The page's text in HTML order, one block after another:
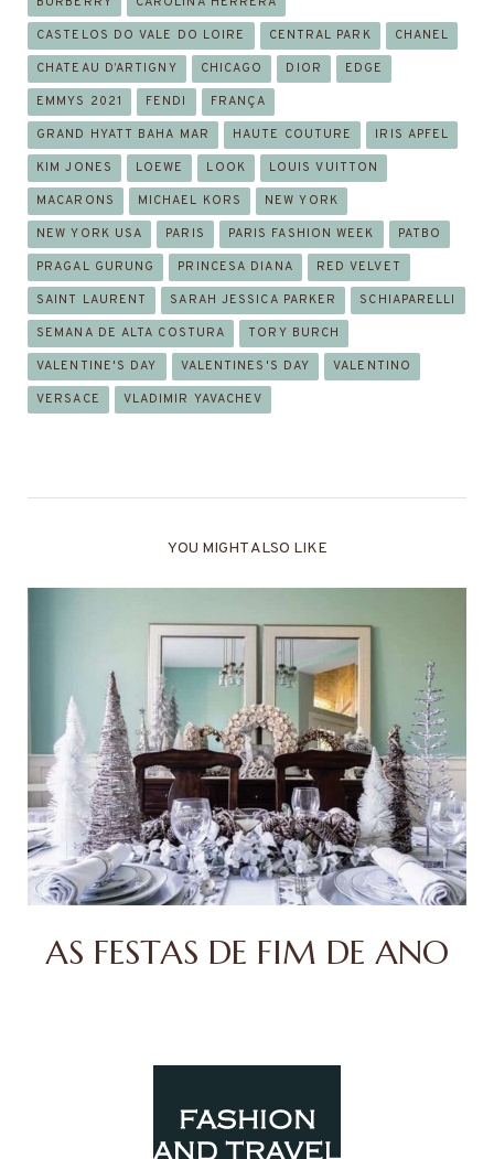
CASTELOS DO VALE DO LOIRE CENTRAL PARK CHANEL
CHATEAU D’ARTIGNY CHICAGO DIOR EDGE
EMMYS 2021 FENDI FRANÇA
GRAND HYATT BAHA MAR HAUTE COUTURE IRIS APFEL
KIM JONES LOEWE LOOK LOUIS VUITTON
MACARONS MICHAEL KORS NEW YORK
NEW YORK USA PARIS PARIS FASHION WEEK PATBO
PRAGAL GURUNG PRINCESA DIANA RED VELVET
SAINT LAURENT SARAH JESSICA PARKER SCHIAPARELLI
SEMANA DE ALTA COSTURA TORY BURCH
VALENTINE'S DAY VALENTINES'S DAY VALENTINO
VERSACE VLADIMIR YAVACHEV
YOU MIGHT ALSO LIKE
AS FESTAS DE FIM DE ANO